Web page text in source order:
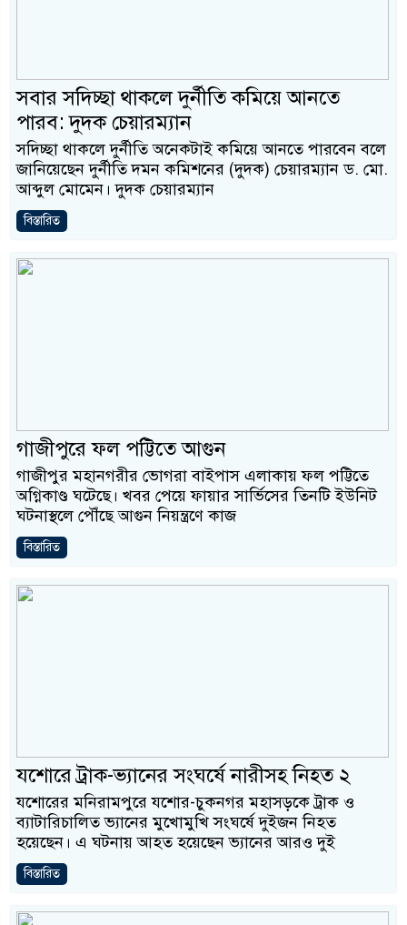
সবার সদিচ্ছা থাকলে দুর্নীতি কমিয়ে আনতে
পারব: দুদক চেয়ারম্যান
সদিচ্ছা থাকলে দুর্নীতি অনেকটাই কমিয়ে আনতে পারবেন বলে
জানিয়েছেন দুর্নীতি দমন কমিশনের (দুদক) চেয়ারম্যান ড. মো.
আব্দুল মোমেন। দুদক চেয়ারম্যান
বিস্তারিত
গাজীপুরে ফল পট্টিতে আগুন
গাজীপুর মহানগরীর ভোগরা বাইপাস এলাকায় ফল পট্টিতে
অগ্নিকাণ্ড ঘটেছে। খবর পেয়ে ফায়ার সার্ভিসের তিনটি ইউনিট
ঘটনাস্থলে পৌঁছে আগুন নিয়ন্ত্রণে কাজ
বিস্তারিত
যশোরে ট্রাক-ভ্যানের সংঘর্ষে নারীসহ নিহত ২
যশোরের মনিরামপুরে যশোর-চুকনগর মহাসড়কে ট্রাক ও
ব্যাটারিচালিত ভ্যানের মুখোমুখি সংঘর্ষে দুইজন নিহত
হয়েছেন। এ ঘটনায় আহত হয়েছেন ভ্যানের আরও দুই
বিস্তারিত